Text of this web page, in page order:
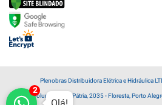
Plenobras Distribuidora Elétrica e Hidráulica
Av. Voluntários da Pátria, 2035 - Floresta, Porto